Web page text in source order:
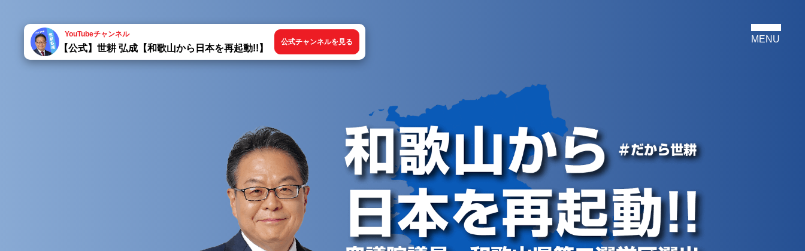
YouTubeチャンネル
【公式】世耕 弘成【和歌山から日本を再起動!!】
公式チャンネルを見る